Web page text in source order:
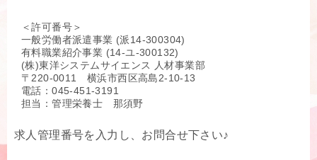
＜許可番号＞
一般労働者派遣事業 (派14-300304)
有料職業紹介事業 (14-ユ-300132)
(株)東洋システムサイエンス 人材事業部
〒220-0011 横浜市西区高島2-10-13
電話：045-451-3191
担当：管理栄養士 那須野
求人管理番号を入力し、お問合せ下さい♪